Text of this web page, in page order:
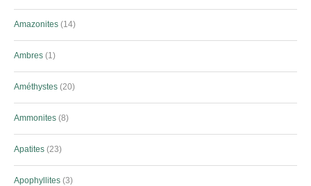
Amazonites 14
Ambres 1
Améthystes 20
Ammonites 8
Apatites 23
Apophyllites 3